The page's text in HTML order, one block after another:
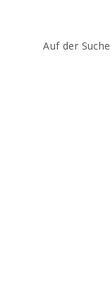
Beitrags-
Auf der Suche